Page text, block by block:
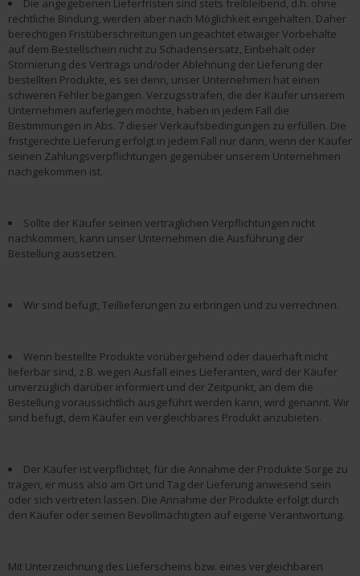
Die angegebenen Lieferfristen sind stets freibleibend, d.h. ohne
rechtliche Bindung, werden aber nach Möglichkeit eingehalten. Daher
berechtigen Fristüberschreitungen ungeachtet etwaiger Vorbehalte
auf dem Bestellschein nicht zu Schadensersatz, Einbehalt oder
Stornierung des Vertrags und/oder Ablehnung der Lieferung der
bestellten Produkte, es sei denn, unser Unternehmen hat einen
schweren Fehler begangen. Verzugsstrafen, die der Käufer unserem
Unternehmen auferlegen möchte, haben in jedem Fall die
Bestimmungen in Abs. 7 dieser Verkaufsbedingungen zu erfüllen. Die
fristgerechte Lieferung erfolgt in jedem Fall nur dann, wenn der Käufer
seinen Zahlungsverpflichtungen gegenüber unserem Unternehmen
nachgekommen ist.
Sollte der Käufer seinen vertraglichen Verpflichtungen nicht
nachkommen, kann unser Unternehmen die Ausführung der
Bestellung aussetzen.
Wir sind befugt, Teillieferungen zu erbringen und zu verrechnen.
Wenn bestellte Produkte vorübergehend oder dauerhaft nicht
lieferbar sind, z.B. wegen Ausfall eines Lieferanten, wird der Käufer
unverzüglich darüber informiert und der Zeitpunkt, an dem die
Bestellung voraussichtlich ausgeführt werden kann, wird genannt. Wir
sind befugt, dem Käufer ein vergleichbares Produkt anzubieten.
Der Käufer ist verpflichtet, für die Annahme der Produkte Sorge zu
tragen, er muss also am Ort und Tag der Lieferung anwesend sein
oder sich vertreten lassen. Die Annahme der Produkte erfolgt durch
den Käufer oder seinen Bevollmächtigten auf eigene Verantwortung.
Mit Unterzeichnung des Lieferscheins bzw. eines vergleichbaren